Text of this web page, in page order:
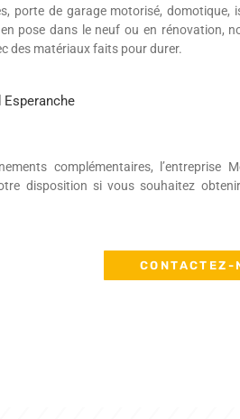
porte de garage motorisé, domotique,
pose dans le neuf ou en rénovation,
des matériaux faits pour durer.
complémentaires, l’entreprise
disposition si vous souhaitez
CONTACTEZ-